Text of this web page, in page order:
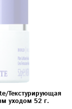
Текстурирующая
уходом 52 г.